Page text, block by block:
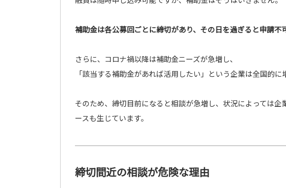
補助金は各公募回ごとに締切があり、その日を過ぎると申請不
さらに、コロナ禍以降は補助金ニーズが急増し、
「該当する補助金があれば活用したい」という企業は全国的に
そのため、締切目前になると相談が急増し、状況によっては
ースも生じています。
締切間近の相談が危険な理由